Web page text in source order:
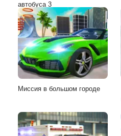
автобуса 3
Миссия в большом городе